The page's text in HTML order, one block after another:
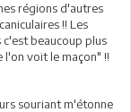
régions d'autres
!! Les
c'est beaucoup plus
voit le maçon" !!
souriant m'étonne